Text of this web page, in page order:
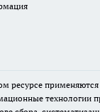
ресурсе
технологии